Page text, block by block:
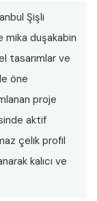
Şişli
mika duşakabin
tasarımlar ve
öne
proje
aktif
çelik profil
kalıcı ve